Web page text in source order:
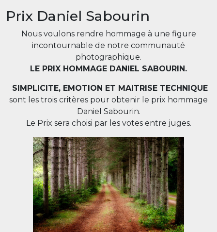
Prix Daniel Sabourin
Nous voulons rendre hommage à une figure
incontournable de notre communauté
photographique.
LE PRIX HOMMAGE DANIEL SABOURIN.
SIMPLICITE, EMOTION ET MAITRISE TECHNIQUE
sont les trois critères pour obtenir le prix hommage
Daniel Sabourin.
Le Prix sera choisi par les votes entre juges.